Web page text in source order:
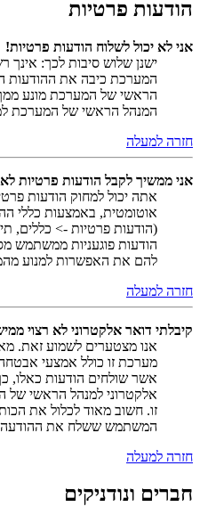
הודעות פרטיות
אני לא יכול לשלוח הודעות פרטיות!
ישנן שלוש סיבות לכך: אינך
המערכת כיבה את ההודעות
הראשי של המערכת מונע
המנהל הראשי של המערכת
חזרה למעלה
אני ממשיך לקבל הודעות פרטיות לא
אתה יכול למחוק הודעות
אוטומטית, באמצעות כללי
(הודעות פרטיות -> כללים,
הודעות פוגעניות ממשתמש
להם את האפשרות למנוע
חזרה למעלה
קיבלתי דואר אלקטרוני לא רצוי
אנו מצטערים לשמוע זאת.
מערכת זו כולל אמצעי
אשר שולחים הודעות כאלו,
אלקטרוני למנהל הראשי
זו. חשוב מאוד לכלול את
המשתמש ששלח את ההודעה.
חזרה למעלה
חברים ונודניקים